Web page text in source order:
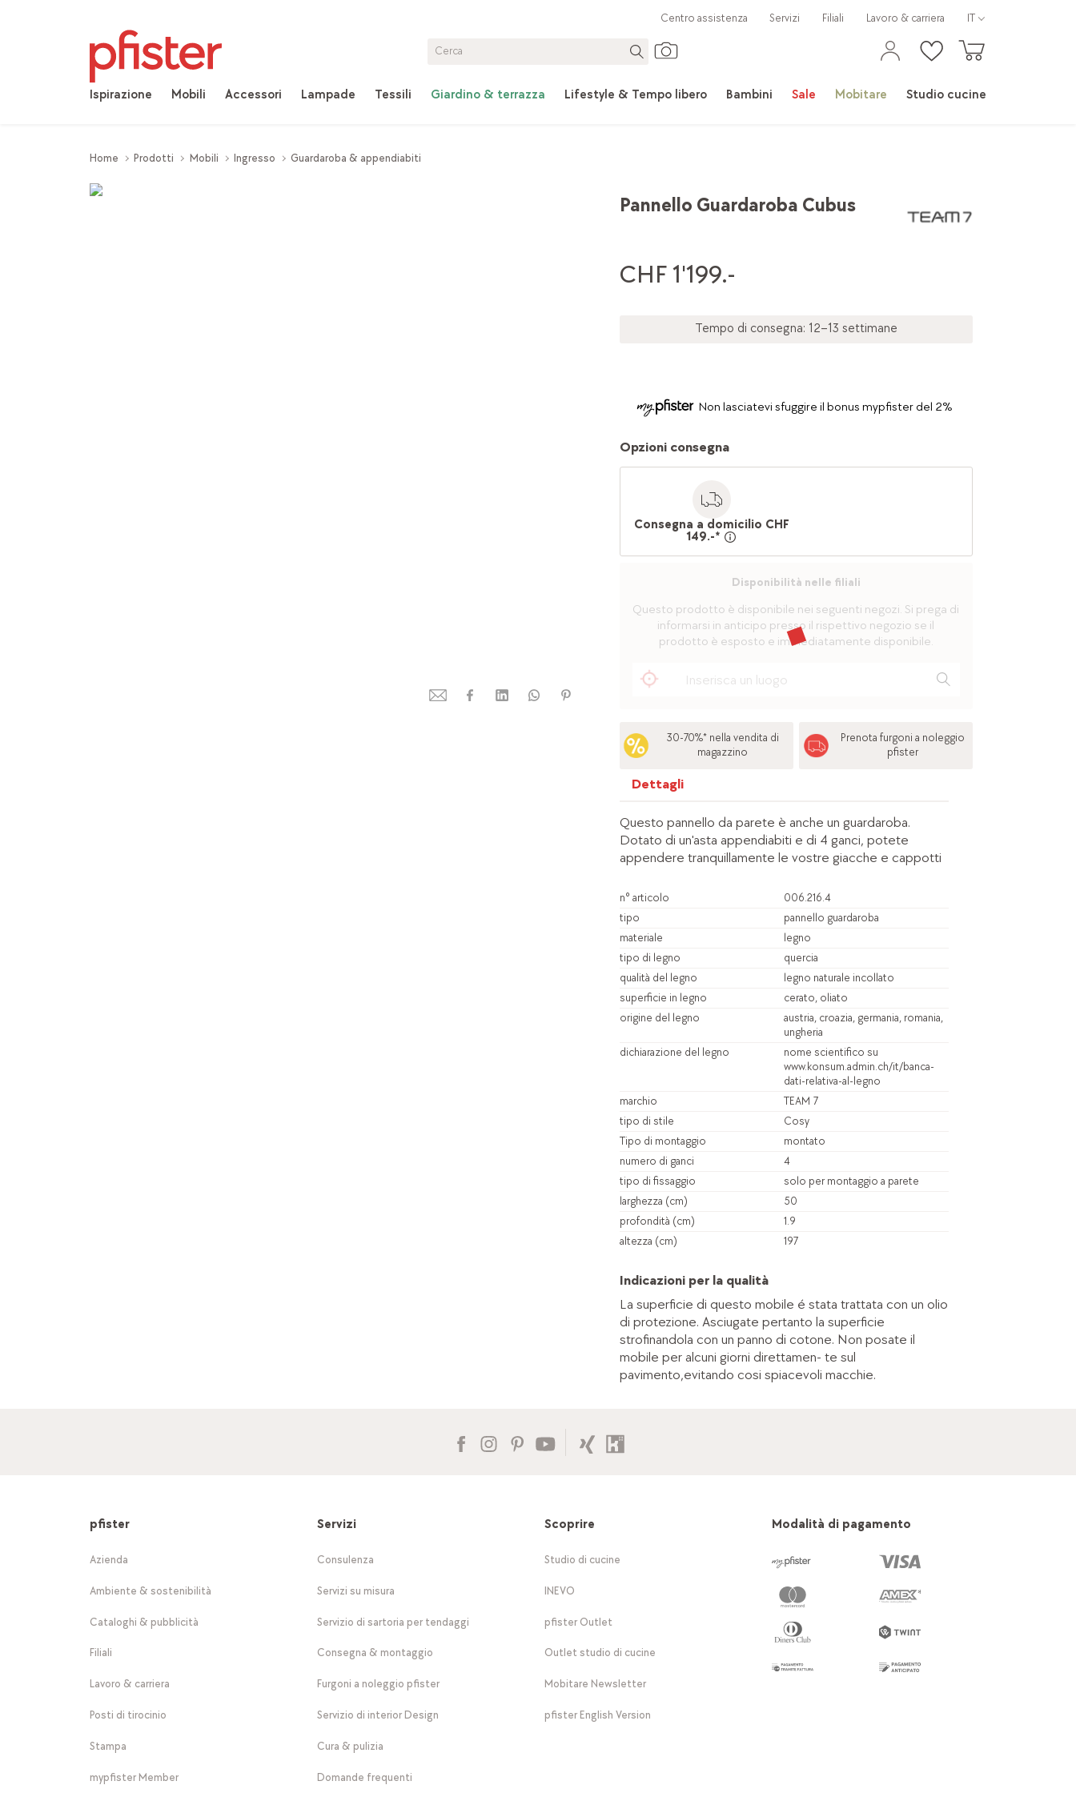
Ispirazione Mobili Accessori Lampade Tessili Giardino & terrazza Lifestyle & Tempo libero Bambini Sale Mobitare Studio cucine
Centro assistenza Servizi Filiali Lavoro & carriera IT
Home Prodotti Mobili Ingresso Guardaroba & appendiabiti
Pannello Guardaroba Cubus
CHF 1'199.-
Tempo di consegna: 12–13 settimane
Non lasciatevi sfuggire il bonus mypfister del 2%
Opzioni consegna
Consegna a domicilio CHF
149.-*
Disponibilità nelle filiali
Questo prodotto è disponibile nei seguenti negozi. Si prega di
informarsi in anticipo presso il rispettivo negozio se il
prodotto è esposto e immediatamente disponibile.
30-70%* nella vendita di
magazzino
Prenota furgoni a noleggio
pfister
Dettagli
Questo pannello da parete è anche un guardaroba.
Dotato di un'asta appendiabiti e di 4 ganci, potete
appendere tranquillamente le vostre giacche e cappotti
n° articolo
006.216.4
tipo
pannello guardaroba
materiale
legno
tipo di legno
quercia
qualità del legno
legno naturale incollato
superficie in legno
cerato, oliato
origine del legno
austria, croazia, germania, romania,
ungheria
dichiarazione del legno
nome scientifico su
www.konsum.admin.ch/it/banca-
dati-relativa-al-legno
marchio
TEAM 7
tipo di stile
Cosy
Tipo di montaggio
montato
numero di ganci
4
tipo di fissaggio
solo per montaggio a parete
larghezza (cm)
50
profondità (cm)
1.9
altezza (cm)
197
Indicazioni per la qualità
La superficie di questo mobile é stata trattata con un olio
di protezione. Asciugate pertanto la superficie
strofinandola con un panno di cotone. Non posate il
mobile per alcuni giorni direttamen- te sul
pavimento,evitando cosi spiacevoli macchie.
pfister
Azienda
Ambiente & sostenibilità
Cataloghi & pubblicità
Filiali
Lavoro & carriera
Posti di tirocinio
Stampa
mypfister Member
Servizi
Consulenza
Servizi su misura
Servizio di sartoria per tendaggi
Consegna & montaggio
Furgoni a noleggio pfister
Servizio di interior Design
Cura & pulizia
Domande frequenti
Scoprire
Studio di cucine
INEVO
pfister Outlet
Outlet studio di cucine
Mobitare Newsletter
pfister English Version
Modalità di pagamento